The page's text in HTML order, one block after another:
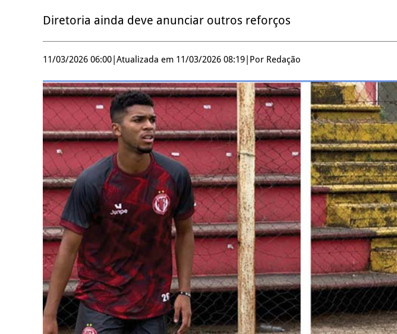
Diretoria ainda deve anunciar outros reforços
11/03/2026 06:00 Atualizada em 11/03/2026 08:19 Por Redação